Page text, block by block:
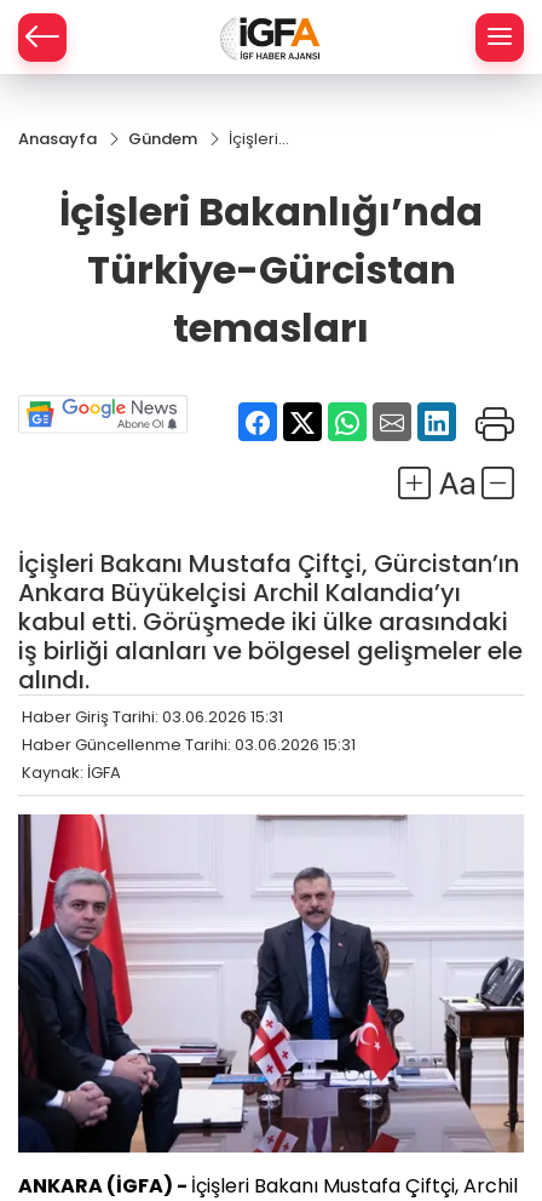
Anasayfa Gündem
İçişleri
Gürcistan
İçişleri Bakanlığı’nda
Türkiye-Gürcistan
temasları
İçişleri Bakanı Mustafa Çiftçi, Gürcistan’ın
Ankara Büyükelçisi Archil Kalandia’yı
kabul etti. Görüşmede iki ülke arasındaki
iş birliği alanları ve bölgesel gelişmeler ele
alındı.
Haber Giriş Tarihi: 03.06.2026 15:31
Haber Güncellenme Tarihi: 03.06.2026 15:31
Kaynak: İGFA
ANKARA (İGFA) - İçişleri Bakanı Mustafa Çiftçi, Archil